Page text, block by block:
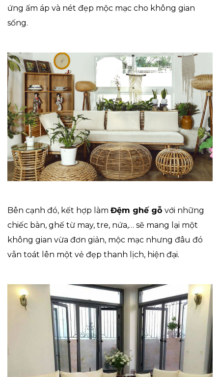
ứng ấm áp và nét đẹp mộc mạc cho không gian
sống.
Bên cạnh đó, kết hợp làm Đệm ghế gỗ với những
chiếc bàn, ghế từ may, tre, nứa,… sẽ mang lại một
không gian vừa đơn giản, mộc mạc nhưng đâu đó
vẫn toát lên một vẻ đẹp thanh lịch, hiện đại.